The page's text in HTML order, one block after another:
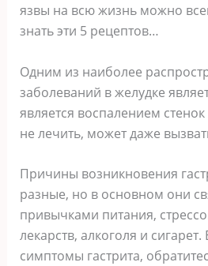
язвы на всю жизнь можно
знать эти 5 рецептов…
Одним из наиболее
заболеваний в желудке
является воспалением
не лечить, может даже
Причины возникновения
разные, но в основном они
привычками питания,
лекарств, алкоголя и сигарет.
симптомы гастрита,